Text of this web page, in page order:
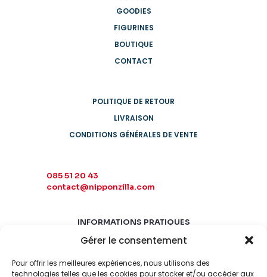
Gérer le consentement
Pour offrir les meilleures expériences, nous utilisons des
technologies telles que les cookies pour stocker et/ou accéder aux
GOODIES
FIGURINES
BOUTIQUE
CONTACT
POLITIQUE DE RETOUR
LIVRAISON
CONDITIONS GÉNÉRALES DE VENTE
085 51 20 43
contact@nipponzilla.com
INFORMATIONS PRATIQUES
MARDI-SAMEDI
LUNDI-DIMANCHE